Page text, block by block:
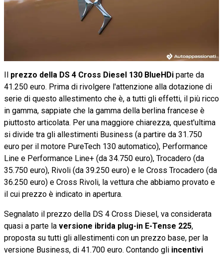
Il prezzo della DS 4 Cross Diesel 130 BlueHDi parte da
41.250 euro. Prima di rivolgere l'attenzione alla dotazione di
serie di questo allestimento che è, a tutti gli effetti, il più ricco
in gamma, sappiate che la gamma della berlina francese è
piuttosto articolata. Per una maggiore chiarezza, quest'ultima
si divide tra gli allestimenti Business (a partire da 31.750
euro per il motore PureTech 130 automatico), Performance
Line e Performance Line+ (da 34.750 euro), Trocadero (da
35.750 euro), Rivoli (da 39.250 euro) e le Cross Trocadero (da
36.250 euro) e Cross Rivoli, la vettura che abbiamo provato e
il cui prezzo è indicato in apertura.
Segnalato il prezzo della DS 4 Cross Diesel, va considerata
quasi a parte la versione ibrida plug-in E-Tense 225,
proposta su tutti gli allestimenti con un prezzo base, per la
versione Business, di 41.700 euro. Contando gli incentivi